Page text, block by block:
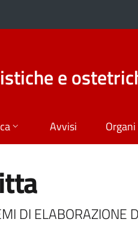
e
Avvisi
DI ELABORAZIONE